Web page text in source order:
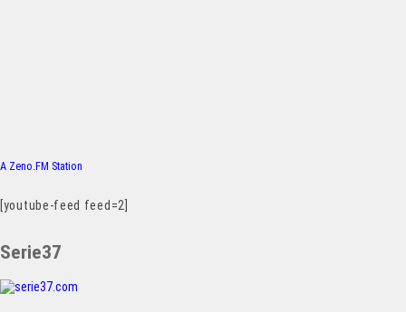
A Zeno.FM Station
[youtube-feed feed=2]
Serie37